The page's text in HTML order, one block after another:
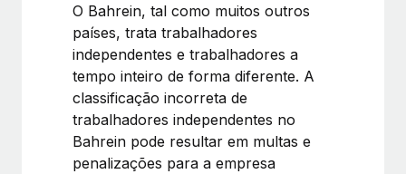
O Bahrein, tal como muitos outros
países, trata trabalhadores
independentes e trabalhadores a
tempo inteiro de forma diferente. A
classificação incorreta de
trabalhadores independentes no
Bahrein pode resultar em multas e
penalizações para a empresa